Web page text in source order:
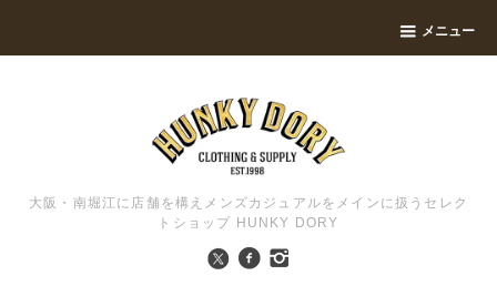
メニュー
大阪・南堀江に店舗を構えメンズカジュアルをメインに扱うセレク
トショップ HUNKY DORY